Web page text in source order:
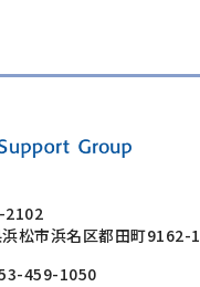
2102
松市浜名区都田町9162-1
459-1050